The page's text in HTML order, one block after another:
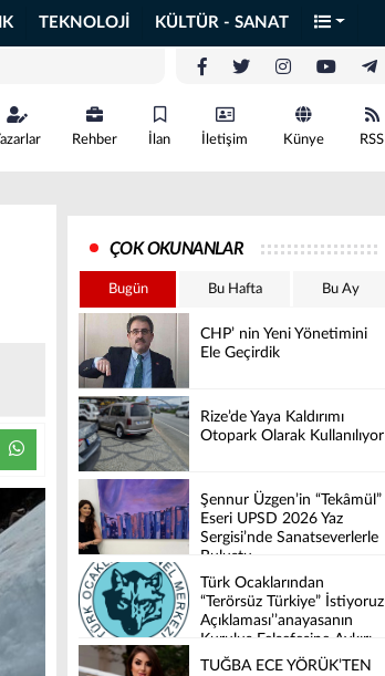
TEKNOLOJİ KÜLTÜR - SANAT
Rehber İlan İletişim Künye RSS
ÇOK OKUNANLAR
Bugün Bu Hafta Bu Ay
CHP’ nin Yeni Yönetimini
Ele Geçirdik
Rize’de Yaya Kaldırımı
Otopark Olarak Kullanılıyor
Şennur Üzgen’in “Tekâmül”
Eseri UPSD 2026 Yaz
Sergisi’nde Sanatseverlerle
Buluştu
Türk Ocaklarından
“Terörsüz Türkiye” İstiyoruz
Açıklaması’’anayasanın
Kuruluş Felsefesine Aykırı
Düzenleme İstemiyoruz’’
TUĞBA ECE YÖRÜK’TEN